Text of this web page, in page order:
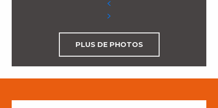
PLUS DE PHOTOS